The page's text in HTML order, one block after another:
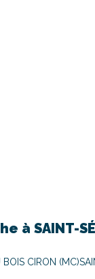
à SAINT-
BOIS CIRON (MC)